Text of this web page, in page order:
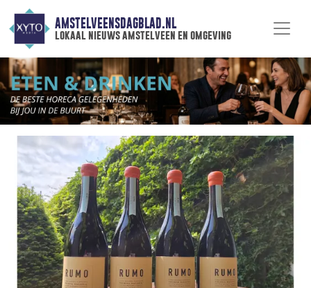
AMSTELVEENSDAGBLAD.NL
lokaal nieuws amstelveen en omgeving